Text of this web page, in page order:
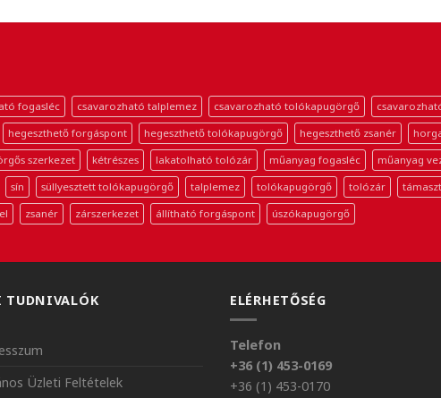
fogasléc csavarozható talplemez csavarozható tolókapugörgő
hegeszthető forgáspont hegeszthető tolókapugörgő hegeszthető zsanér
szerkezet kétrészes lakatolható tolózár műanyag fogasléc műanyag
sín süllyesztett tolókapugörgő talplemez tolókapugörgő tolózár
zsanér zárszerkezet állítható forgáspont úszókapugörgő
TUDNIVALÓK
Üzleti Feltételek
ELÉRHETŐSÉG
Telefon
+36 (1) 453-0169
+36 (1) 453-0170